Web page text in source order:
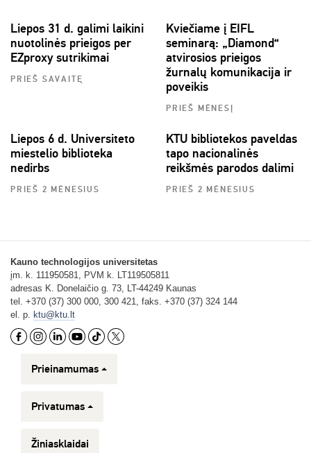
Liepos 31 d. galimi laikini
nuotolinės prieigos per
EZproxy sutrikimai
PRIEŠ SAVAITĘ
Kviečiame į EIFL
seminarą: „Diamond“
atvirosios prieigos
žurnalų komunikacija ir
poveikis
PRIEŠ MĖNESĮ
Liepos 6 d. Universiteto
miestelio biblioteka
nedirbs
PRIEŠ 2 MĖNESIUS
KTU bibliotekos paveldas
tapo nacionalinės
reikšmės parodos dalimi
PRIEŠ 2 MĖNESIUS
Kauno technologijos universitetas
įm. k. 111950581, PVM k. LT119505811
adresas K. Donelaičio g. 73, LT-44249 Kaunas
tel. +370 (37) 300 000, 300 421, faks. +370 (37) 324 144
el. p.
ktu@ktu.lt
Prieinamumas
Privatumas
Žiniasklaidai